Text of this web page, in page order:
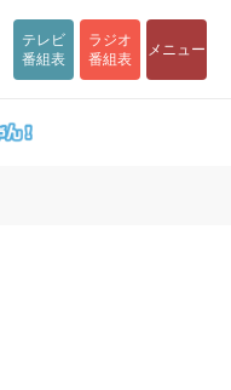
テレビ
番組表
ラジオ
番組表
メニュー